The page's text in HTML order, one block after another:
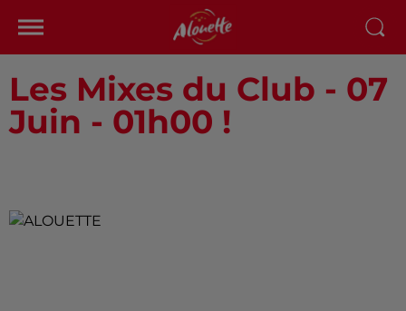
Les Mixes du Club - 07
Juin - 01h00 !